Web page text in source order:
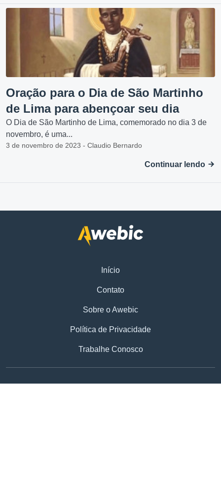
Oração para o Dia de São Martinho
de Lima para abençoar seu dia
O Dia de São Martinho de Lima, comemorado no dia 3 de
novembro, é uma...
3 de novembro de 2023 - Claudio Bernardo
Continuar lendo
Início
Contato
Sobre o Awebic
Política de Privacidade
Trabalhe Conosco